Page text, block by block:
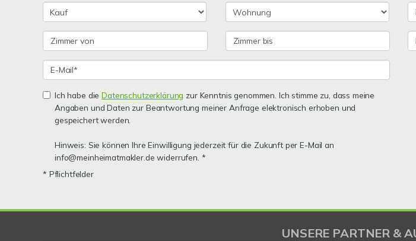
Ich habe dieDatenschutzerklärung zur Kenntnis genommen. Ich stimme zu, dass meine
Angaben und Daten zur Beantwortung meiner Anfrage elektronisch erhoben und
gespeichert werden.
Hinweis: Sie können Ihre Einwilligung jederzeit für die Zukunft per E-Mail an
info@meinheimatmakler.de widerrufen. *
* Pflichtfelder
UNSERE PARTNER &